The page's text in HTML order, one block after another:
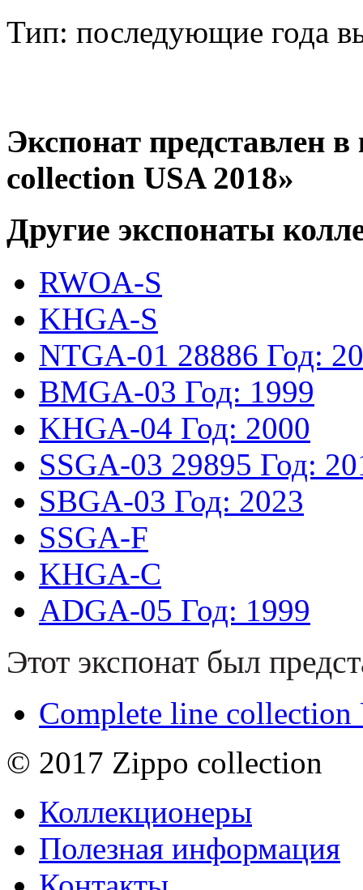
Тип: последующие года
Экспонат представлен
collection USA 2018»
Другие экспонаты
RWOA-S
KHGA-S
NTGA-01 28886 Год:
BMGA-03 Год: 1999
KHGA-04 Год: 2000
SSGA-03 29895 Год:
SBGA-03 Год: 2023
SSGA-F
KHGA-C
ADGA-05 Год: 1999
Этот экспонат был
Complete line collection
© 2017 Zippo collection
Коллекционеры
Полезная информация